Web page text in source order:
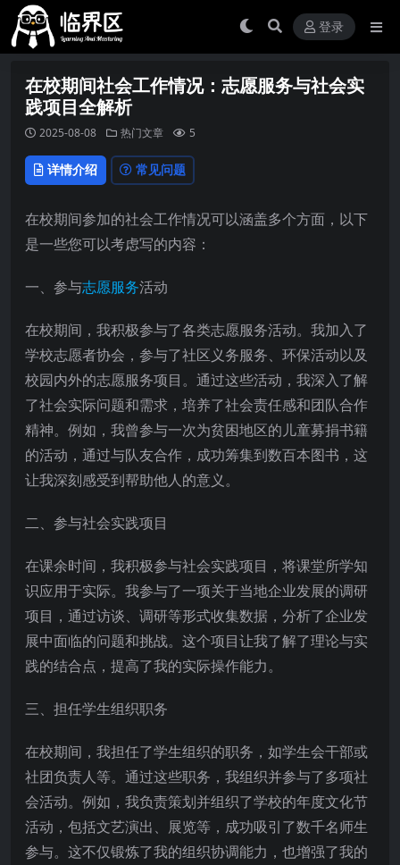
登录
在校期间社会工作情况：志愿服务与社会实
践项目全解析
2025-08-08 热门文章 5
详情介绍 常见问题
在校期间参加的社会工作情况可以涵盖多个方面，以下
是一些您可以考虑写的内容：
一、参与志愿服务活动
在校期间，我积极参与了各类志愿服务活动。我加入了
学校志愿者协会，参与了社区义务服务、环保活动以及
校园内外的志愿服务项目。通过这些活动，我深入了解
了社会实际问题和需求，培养了社会责任感和团队合作
精神。例如，我曾参与一次为贫困地区的儿童募捐书籍
的活动，通过与队友合作，成功筹集到数百本图书，这
让我深刻感受到帮助他人的意义。
二、参与社会实践项目
在课余时间，我积极参与社会实践项目，将课堂所学知
识应用于实际。我参与了一项关于当地企业发展的调研
项目，通过访谈、调研等形式收集数据，分析了企业发
展中面临的问题和挑战。这个项目让我了解了理论与实
践的结合点，提高了我的实际操作能力。
三、担任学生组织职务
在校期间，我担任了学生组织的职务，如学生会干部或
社团负责人等。通过这些职务，我组织并参与了多项社
会活动。例如，我负责策划并组织了学校的年度文化节
活动，包括文艺演出、展览等，成功吸引了数千名师生
参与。这不仅锻炼了我的组织协调能力，也增强了我的